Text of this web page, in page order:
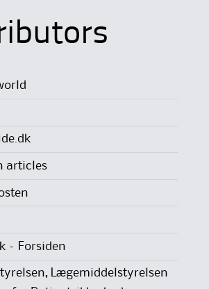
articles
– Forsiden
Lægemiddelstyrelsen